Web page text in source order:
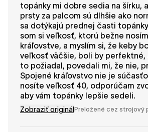
topánky mi dobre sedia na šírku,
prsty za palcom sú dlhšie ako
sa dotýkajú prednej časti
som si veľkosť, ktorú bežne
kráľovstve, a myslím si, že keby
veľkosť väčšie, boli by perfektné,
to požiadal, povedali mi, že nie,
Spojené kráľovstvo nie je
nosíte veľkosť 40, odporúčam
aby vám topánky lepšie sedeli.
Zobraziť originál Preložené cez strojový